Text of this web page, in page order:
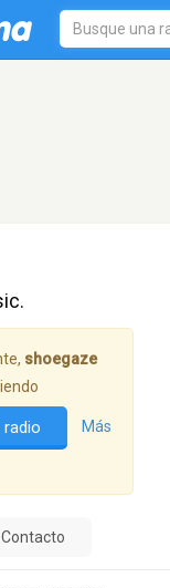
shoegaze
Más